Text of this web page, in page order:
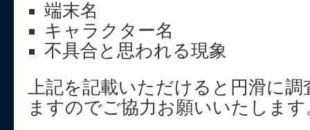
端末名
キャラクター名
不具合と思われる現象
上記を記載いただけると円滑に
ますのでご協力お願いいたします